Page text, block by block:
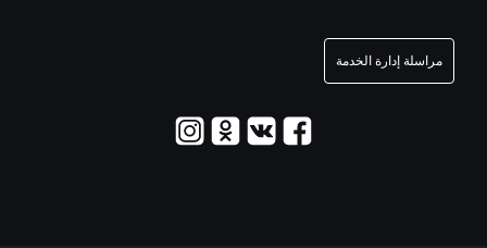
مراسلة إدارة الخدمة